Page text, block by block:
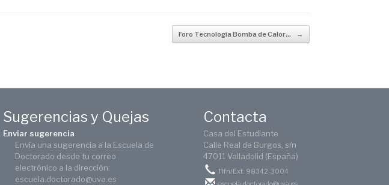
Foro Tecnología Bomba de Calor… →
Sugerencias y Quejas
Enviar sugerencia
Envía una sugerencia a la Escuela de
Doctorado desde tu correo
electrónico a la dirección:
escuela.doctorado@uva.es
Contacta
Casa del Estudiante
Calle Real de Burgos, s/n
47011 Valladolid (España)
Tlfn/Ext: 98342-3004